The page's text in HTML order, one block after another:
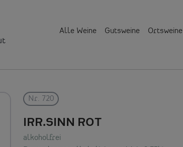
Alle Weine Gutsweine Ortsweine
Nr. 720
IRR.SINN ROT
alkoholfrei